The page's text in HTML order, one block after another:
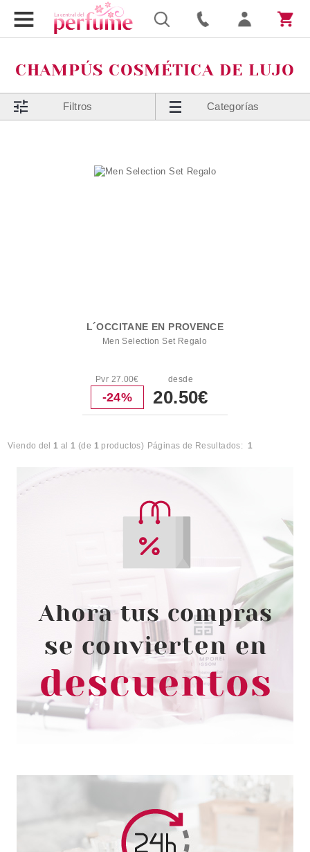
CHAMPÚS COSMÉTICA DE LUJO
Filtros Categorías
L´OCCITANE EN PROVENCE
Men Selection Set Regalo
Pvr 27.00€
-24%
desde
20.50€
Viendo del1 al1 (de 1productos) Páginas de Resultados: 1